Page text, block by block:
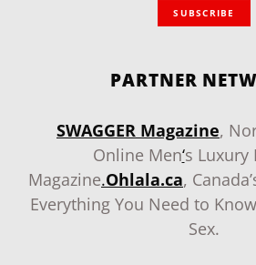
SUBSCRIBE
PARTNER
SWAGGER Magazine,
Online Men‘s Luxury
Magazine.Ohlala.ca,
Everything You Need to
Sex.